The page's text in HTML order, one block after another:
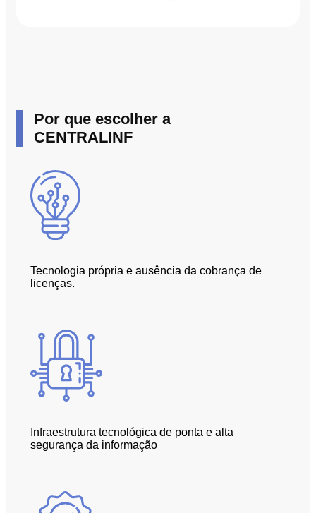
Por que escolher a
CENTRALINF
Tecnologia própria e ausência da cobrança de
licenças.
Infraestrutura tecnológica de ponta e alta
segurança da informação